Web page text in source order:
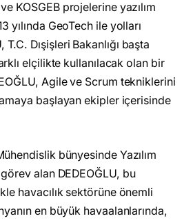
KOSGEB projelerine yazılım
yılında GeoTech ile yolları
T.C. Dışişleri Bakanlığı başta
elçilikte kullanılacak olan bir
Agile ve Scrum tekniklerini
başlayan ekipler içerisinde
bünyesinde Yazılım
alan DEDEOĞLU, bu
havacılık sektörüne önemli
en büyük havaalanlarında,